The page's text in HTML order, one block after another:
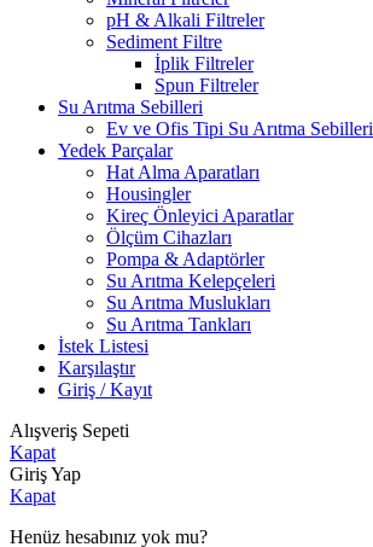
pH & Alkali Filtreler
Sediment Filtre
İplik Filtreler
Spun Filtreler
Su Arıtma Sebilleri
Ev ve Ofis Tipi Su Arıtma Sebilleri
Yedek Parçalar
Hat Alma Aparatları
Housingler
Kireç Önleyici Aparatlar
Ölçüm Cihazları
Pompa & Adaptörler
Su Arıtma Kelepçeleri
Su Arıtma Muslukları
Su Arıtma Tankları
İstek Listesi
Karşılaştır
Giriş / Kayıt
Alışveriş Sepeti
Kapat
Giriş Yap
Kapat
Henüz hesabınız yok mu?